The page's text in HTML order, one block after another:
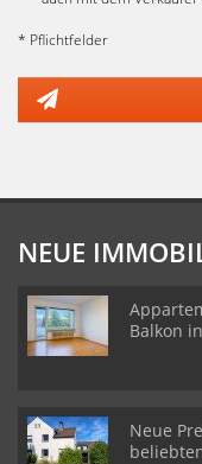
* Pflichtfelder
NEUE
Balkon
Neue